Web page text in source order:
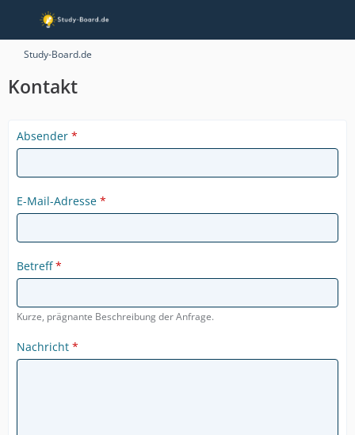
Study-Board.de
Kontakt
Absender *
E-Mail-Adresse *
Betreff *
Kurze, prägnante Beschreibung der Anfrage.
Nachricht *